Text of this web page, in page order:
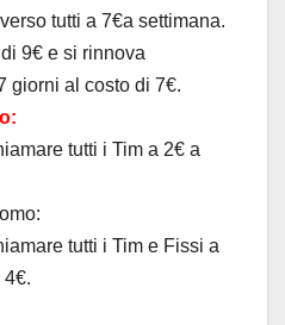
tutti a 7€a settimana.
9€ e si rinnova
giorni al costo di 7€.
tutti i Tim a 2€ a
tutti i Tim e Fissi a
4€.